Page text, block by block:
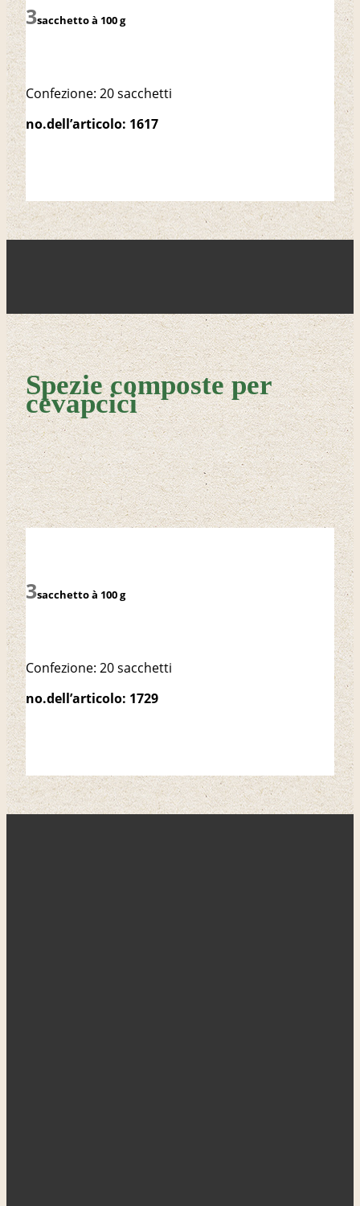
sacchetto à 100 g
Confezione: 20 sacchetti
no.dell’articolo: 1617
Spezie composte per
cevapcici
sacchetto à 100 g
Confezione: 20 sacchetti
no.dell’articolo: 1729